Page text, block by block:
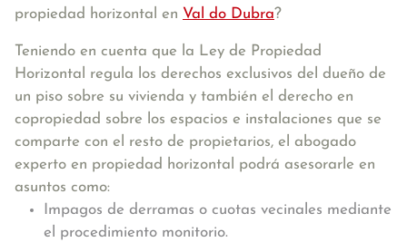
propiedad horizontal en Val do Dubra?
Teniendo en cuenta que la Ley de Propiedad
Horizontal regula los derechos exclusivos del dueño de
un piso sobre su vivienda y también el derecho en
copropiedad sobre los espacios e instalaciones que se
comparte con el resto de propietarios, el abogado
experto en propiedad horizontal podrá asesorarle en
asuntos como:
Impagos de derramas o cuotas vecinales mediante
el procedimiento monitorio.